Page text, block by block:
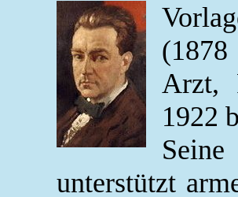
Arzt,
1922
unterstützt